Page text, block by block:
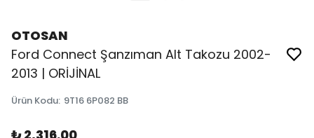
OTOSAN
Ford Connect Şanzıman Alt Takozu 2002-
2013 | ORİJİNAL
Ürün Kodu: 9T16 6P082 BB